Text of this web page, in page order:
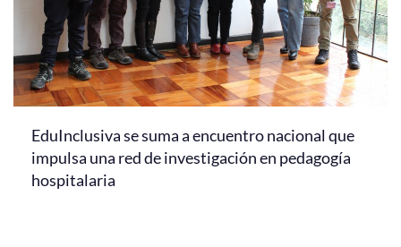
EduInclusiva se suma a encuentro nacional que
impulsa una red de investigación en pedagogía
hospitalaria